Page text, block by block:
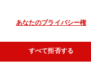
あなたのプライバシー権
すべて拒否する